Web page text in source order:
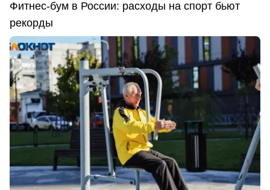
Фитнес-бум в России: расходы на спорт бьют
рекорды